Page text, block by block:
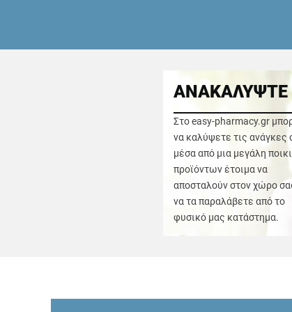
Στο easy-pharmacy.gr
να καλύψετε τις ανάγκες
μέσα από μια μεγάλη
προϊόντων έτοιμα να
αποσταλούν στον χώρο
να τα παραλάβετε από το
φυσικό μας κατάστημα.